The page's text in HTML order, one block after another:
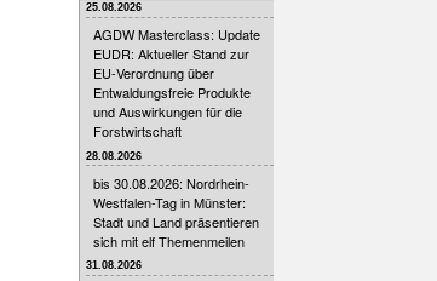
25.08.2026
AGDW Masterclass: Update
EUDR: Aktueller Stand zur
EU-Verordnung über
Entwaldungsfreie Produkte
und Auswirkungen für die
Forstwirtschaft
28.08.2026
bis 30.08.2026: Nordrhein-
Westfalen-Tag in Münster:
Stadt und Land präsentieren
sich mit elf Themenmeilen
31.08.2026